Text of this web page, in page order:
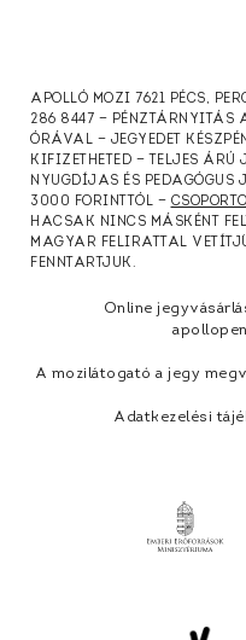
APOLLÓ MOZI 7621 PÉCS,
286 8447 — PÉNZTÁRNYITÁS
ÓRÁVAL — JEGYEDET
KIFIZETHETED — TELJES
NYUGDÍJAS ÉS PEDAGÓGUS
3000 FORINTTÓL —
HACSAK NINCS MÁSKÉNT
MAGYAR FELIRATTAL
FENNTARTJUK.
Online
A mozilátogató a jegy
Adatkezelési